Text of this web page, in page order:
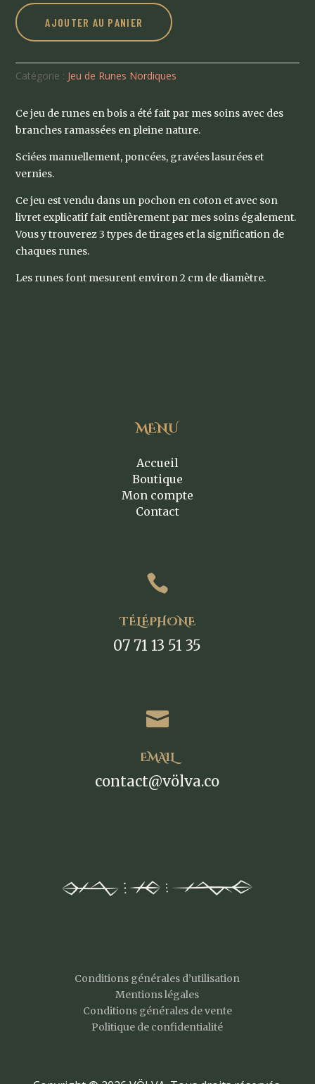
AJOUTER AU PANIER
Catégorie : Jeu de Runes Nordiques
Ce jeu de runes en bois a été fait par mes soins avec des
branches ramassées en pleine nature.
Sciées manuellement, poncées, gravées lasurées et
vernies.
Ce jeu est vendu dans un pochon en coton et avec son
livret explicatif fait entièrement par mes soins également.
Vous y trouverez 3 types de tirages et la signification de
chaques runes.
Les runes font mesurent environ 2 cm de diamètre.
MENU
Accueil
Boutique
Mon compte
Contact

TÉLÉPHONE
07 71 13 51 35

EMAIL
contact@völva.co
Conditions générales d’utilisation
Mentions légales
Conditions générales de vente
Politique de confidentialité